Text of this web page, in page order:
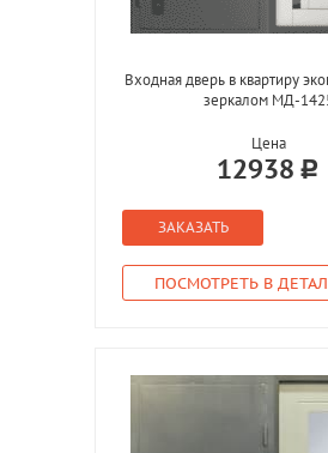
Входная дверь в квартиру
зеркалом МД-
Цена
12938
ЗАКАЗАТЬ
ПОСМОТРЕТЬ В